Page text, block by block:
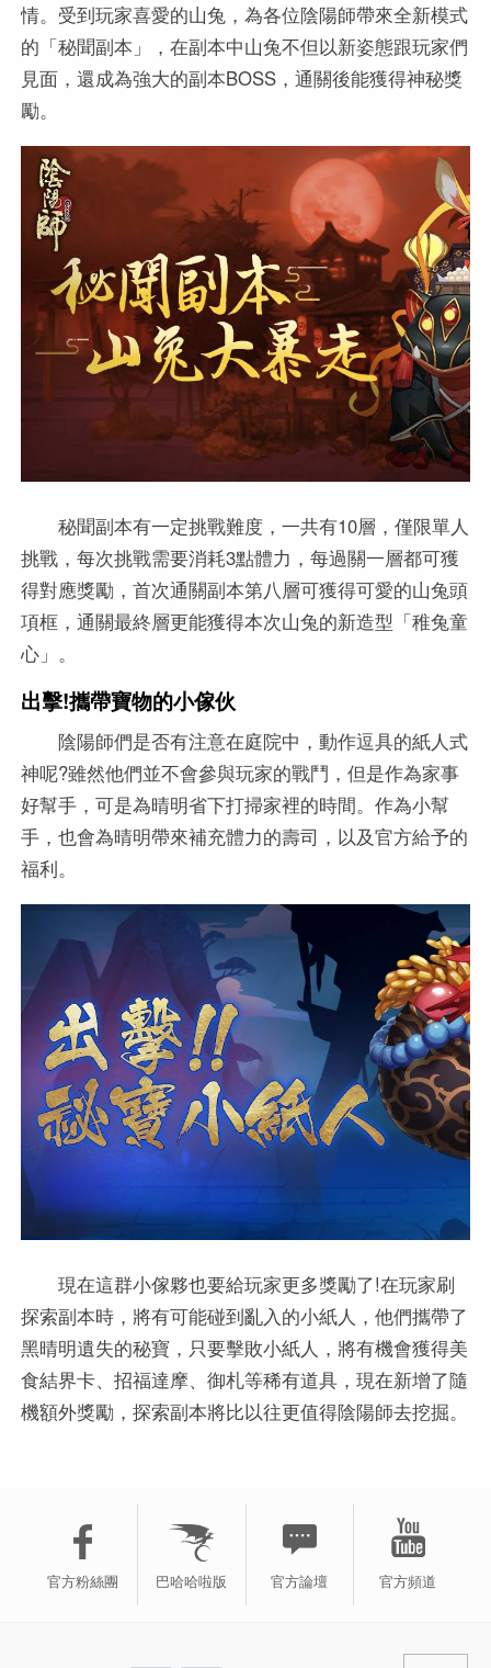
情。受到玩家喜愛的山兔，為各位陰陽師帶來全新模式
的「秘聞副本」，在副本中山兔不但以新姿態跟玩家們
見面，還成為強大的副本BOSS，通關後能獲得神秘獎
勵。
秘聞副本有一定挑戰難度，一共有10層，僅限單人
挑戰，每次挑戰需要消耗3點體力，每過關一層都可獲
得對應獎勵，首次通關副本第八層可獲得可愛的山兔頭
項框，通關最終層更能獲得本次山兔的新造型「稚兔童
心」。
出擊!攜帶寶物的小傢伙
陰陽師們是否有注意在庭院中，動作逗具的紙人式
神呢?雖然他們並不會參與玩家的戰鬥，但是作為家事
好幫手，可是為晴明省下打掃家裡的時間。作為小幫
手，也會為晴明帶來補充體力的壽司，以及官方給予的
福利。
現在這群小傢夥也要給玩家更多獎勵了!在玩家刷
探索副本時，將有可能碰到亂入的小紙人，他們攜帶了
黑晴明遺失的秘寶，只要擊敗小紙人，將有機會獲得美
食結界卡、招福達摩、御札等稀有道具，現在新增了隨
機額外獎勵，探索副本將比以往更值得陰陽師去挖掘。
官方粉絲團 巴哈哈啦版 官方論壇 官方頻道